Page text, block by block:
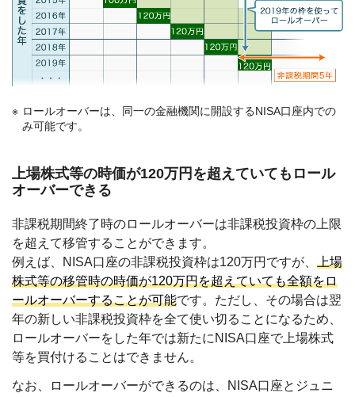
ロールオーバーは、同一の金融機関に開設するNISA口座内での
み可能です。
上場株式等の時価が120万円を超えていてもロール
オーバーできる
非課税期間終了時のロールオーバーは非課税投資枠の上限
を超えて移管することができます。
例えば、NISA口座の非課税投資枠は120万円ですが、 上場
株式等の移管時の時価が120万円を超えていても全額をロ
ールオーバーすることが可能です。ただし、その場合は翌
年の新しい非課税投資枠を全て使い切ることになるため、
ロールオーバーをした年では新たにNISA口座で上場株式
等を買付けることはできません。
なお、ロールオーバーができるのは、NISA口座とジュニ